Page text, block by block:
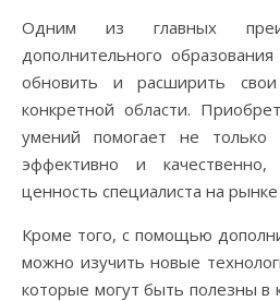
Одним из главных
дополнительного
обновить и расширить
конкретной области.
умений помогает не только
эффективно и
ценность специалиста на
Кроме того, с помощью
можно изучить новые
которые могут быть полезны в